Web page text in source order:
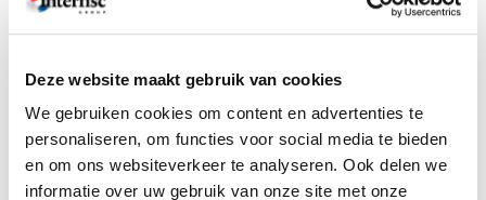
Deze website maakt gebruik van cookies
We gebruiken cookies om content en advertenties te
personaliseren, om functies voor social media te bieden
en om ons websiteverkeer te analyseren. Ook delen we
informatie over uw gebruik van onze site met onze
Unsere Mitarbeiter
Downloads
Ausbildung
Länderinformationen